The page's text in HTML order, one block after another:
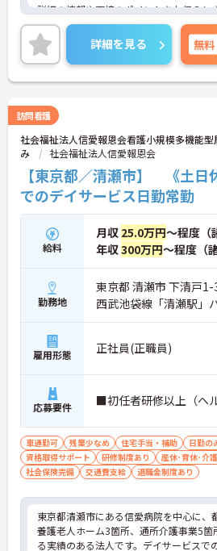
詳細の情報や面接のポイントをお伝えし
気軽にお問い合わせください。
詳細を見る 無料
訪問看護
社会福祉法人信愛報恩会看護小規模多機能
み
社会福祉法人信愛報恩会
【東京都／清瀬市】 《土日
でのデイサービス日勤常勤
給料
月収 25.0万円～程度（
年収300万円～程度（
勤務地
東京都 清瀬市 下清戸
西武池袋線「清瀬駅」
雇用形態 正社員(正職員)
応募要件 ■初任者研修以上（ヘ
車通勤可 残業少なめ 住宅手当・補助 日勤の
資格取得サポート
研修制度あり 産休･育休･介
社会保険完備
交通費支給 退職金制度あり
東京都清瀬市にある信愛病院を中心に、
養護老人ホーム3箇所、通所介護事業5箇
る実績のある法人です。デイサービスで